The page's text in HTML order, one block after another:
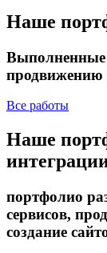
Наше
Выполненные
продвижению
Все работы
Наше
портфолио
сервисов,
создание